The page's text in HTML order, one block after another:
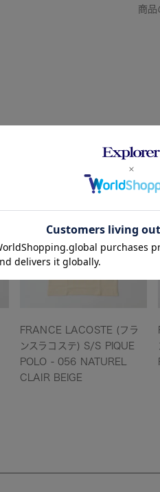
商品
FRANCE LACOSTE (フラ
ンスラコステ) S/S PIQUE
POLO - 056 NATUREL
CLAIR BEIGE